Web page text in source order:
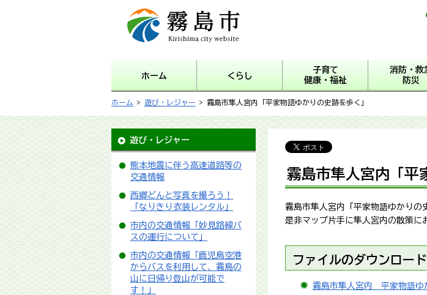
霧島市 Kirishima city
website
ホーム くらし
子育て
健康・福祉
消防・救
防災
ホーム > 遊び・レジャー > 霧島市隼人宮内「平家物語ゆかりの史跡を歩く」
遊び・レジャー
熊本地震に伴う高速道路等の
交通情報
西郷どんと写真を撮ろう！
「なりきり衣装レンタル」
市内の交通情報「妙見路線バ
スの運行について」
市内の交通情報「鹿児島空港
からバスを利用して、霧島の
山に日帰り登山が可能で
す！」
霧島市隼人宮内「平
霧島市隼人宮内「平家物語ゆかりの
是非マップ片手に隼人宮内の散策に
ファイルのダウンロード
霧島市隼人宮内 平家物語ゆ